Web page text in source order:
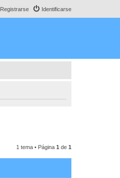
Identificarse
Registrarse
1 tema • Página 1 de 1